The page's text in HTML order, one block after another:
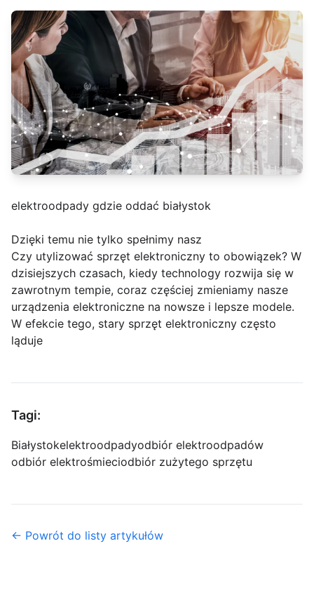
elektroodpady gdzie oddać białystok
Dzięki temu nie tylko spełnimy nasz
Czy utylizować sprzęt elektroniczny to obowiązek? W
dzisiejszych czasach, kiedy technology rozwija się w
zawrotnym tempie, coraz częściej zmieniamy nasze
urządzenia elektroniczne na nowsze i lepsze modele.
W efekcie tego, stary sprzęt elektroniczny często
ląduje
Tagi:
Białystokelektroodpadyodbiór elektroodpadów
odbiór elektrośmieciodbiór zużytego sprzętu
← Powrót do listy artykułów